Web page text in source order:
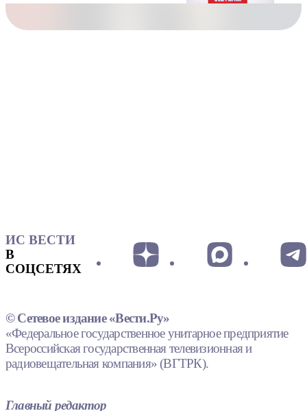
ИС ВЕСТИ
В
СОЦСЕТЯХ
© Сетевое издание «Вести.Ру»
«Федеральное государственное унитарное предприятие
Всероссийская государственная телевизионная и
радиовещательная компания» (ВГТРК).
Главный редактор